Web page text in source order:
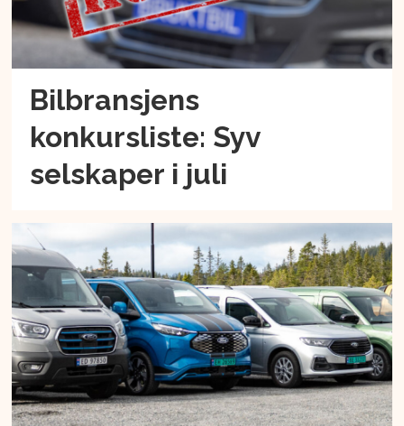
Bilbransjens
konkursliste: Syv
selskaper i juli